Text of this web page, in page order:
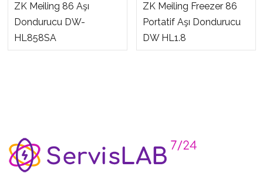
ZK Meiling 86 Aşı
Dondurucu DW-
HL858SA
ZK Meiling Freezer 86
Portatif Aşı Dondurucu
DW HL1.8